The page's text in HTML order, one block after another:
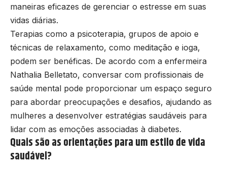
maneiras eficazes de gerenciar o estresse em suas
vidas diárias.
Terapias como a psicoterapia, grupos de apoio e
técnicas de relaxamento, como meditação e ioga,
podem ser benéficas. De acordo com a enfermeira
Nathalia Belletato, conversar com profissionais de
saúde mental pode proporcionar um espaço seguro
para abordar preocupações e desafios, ajudando as
mulheres a desenvolver estratégias saudáveis para
lidar com as emoções associadas à diabetes.
Quais são as orientações para um estilo de vida
saudável?